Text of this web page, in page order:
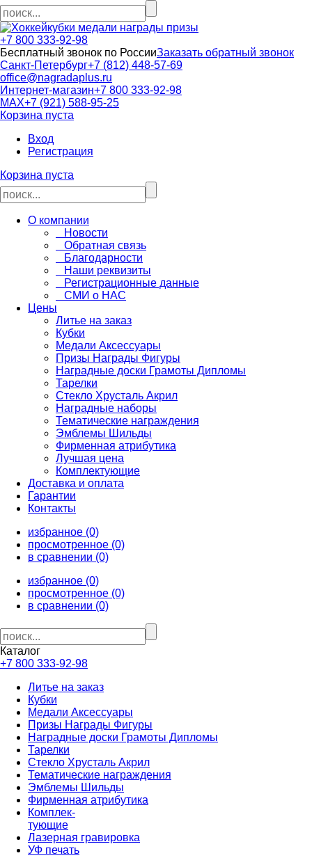
кубки медали награды призы
+7 800 333-92-98
Бесплатный звонок по РоссииЗаказать обратный звонок
Санкт-Петербург+7 (812) 448-57-69
office@nagradaplus.ru
Интернет-магазин+7 800 333-92-98
MAX+7 (921) 588-95-25
Корзина пуста
Вход
Регистрация
Корзина пуста
О компании
Новости
Обратная связь
Благодарности
Наши реквизиты
Регистрационные данные
СМИ о НАС
Цены
Литье на заказ
Кубки
Медали Аксессуары
Призы Награды Фигуры
Наградные доски Грамоты Дипломы
Тарелки
Стекло Хрусталь Акрил
Наградные наборы
Тематические награждения
Эмблемы Шильды
Фирменная атрибутика
Лучшая цена
Комплектующие
Доставка и оплата
Гарантии
Контакты
избранное (0)
просмотренное (0)
в сравнении (0)
избранное (0)
просмотренное (0)
в сравнении (0)
Каталог
+7 800 333-92-98
Литье на заказ
Кубки
Медали Аксессуары
Призы Награды Фигуры
Наградные доски Грамоты Дипломы
Тарелки
Стекло Хрусталь Акрил
Тематические награждения
Эмблемы Шильды
Фирменная атрибутика
Комплек-
тующие
Лазерная гравировка
УФ печать